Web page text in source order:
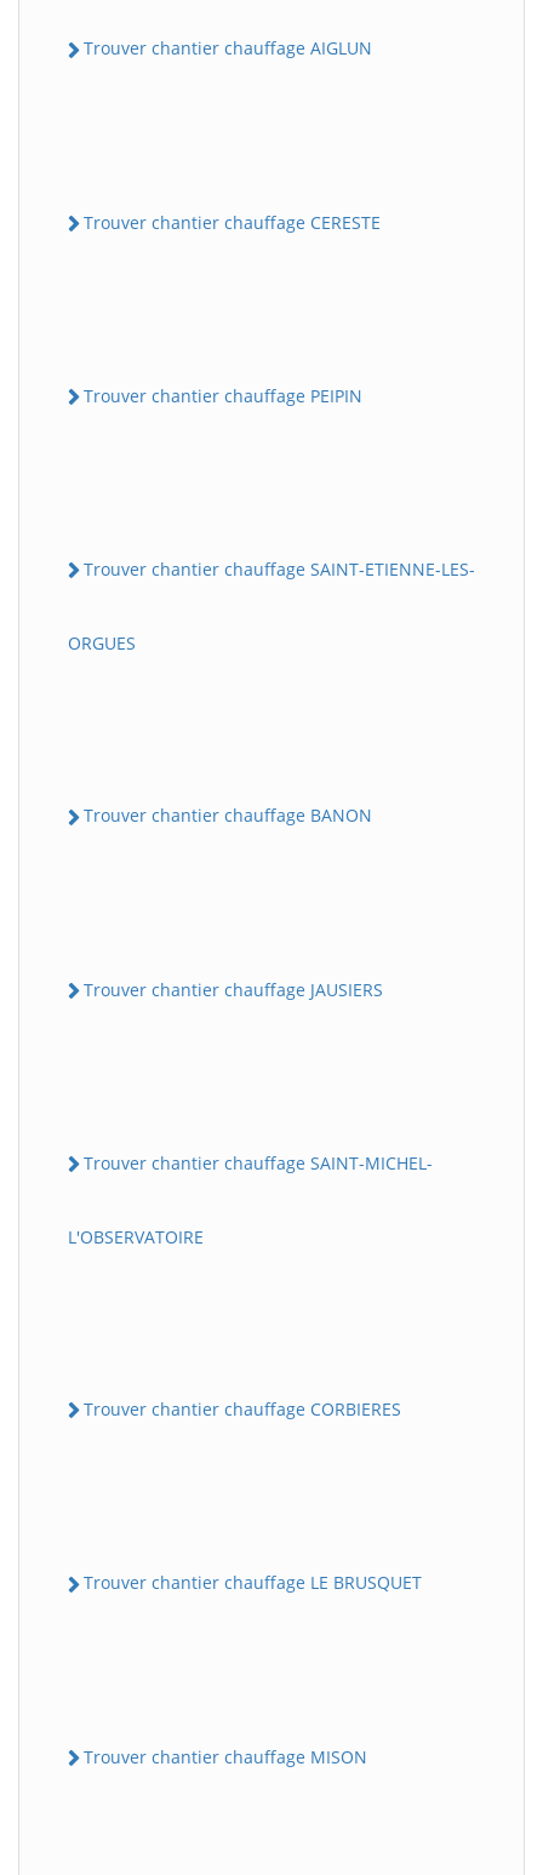
Trouver chantier chauffage AIGLUN
Trouver chantier chauffage CERESTE
Trouver chantier chauffage PEIPIN
Trouver chantier chauffage SAINT-ETIENNE-LES-
ORGUES
Trouver chantier chauffage BANON
Trouver chantier chauffage JAUSIERS
Trouver chantier chauffage SAINT-MICHEL-
L'OBSERVATOIRE
Trouver chantier chauffage CORBIERES
Trouver chantier chauffage LE BRUSQUET
Trouver chantier chauffage MISON